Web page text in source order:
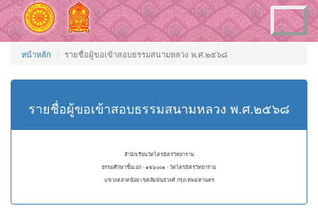
Toggle
navigation
หน้าหลัก รายชื่อผู้ขอเข้าสอบธรรมสนามหลวง พ.ศ.๒๕๖๘
รายชื่อผู้ขอเข้าสอบธรรมสนามหลวง พ.ศ.๒๕๖๘
สำนักเรียนวัดไตรมิตรวิทยาราม
ธรรมศึกษาชั้นเอก - ๑๒๖๐๐๑ - วัดไตรมิตรวิทยาราม
แขวงตลาดน้อย เขตสัมพันธวงศ์ กรุงเทพมหานคร